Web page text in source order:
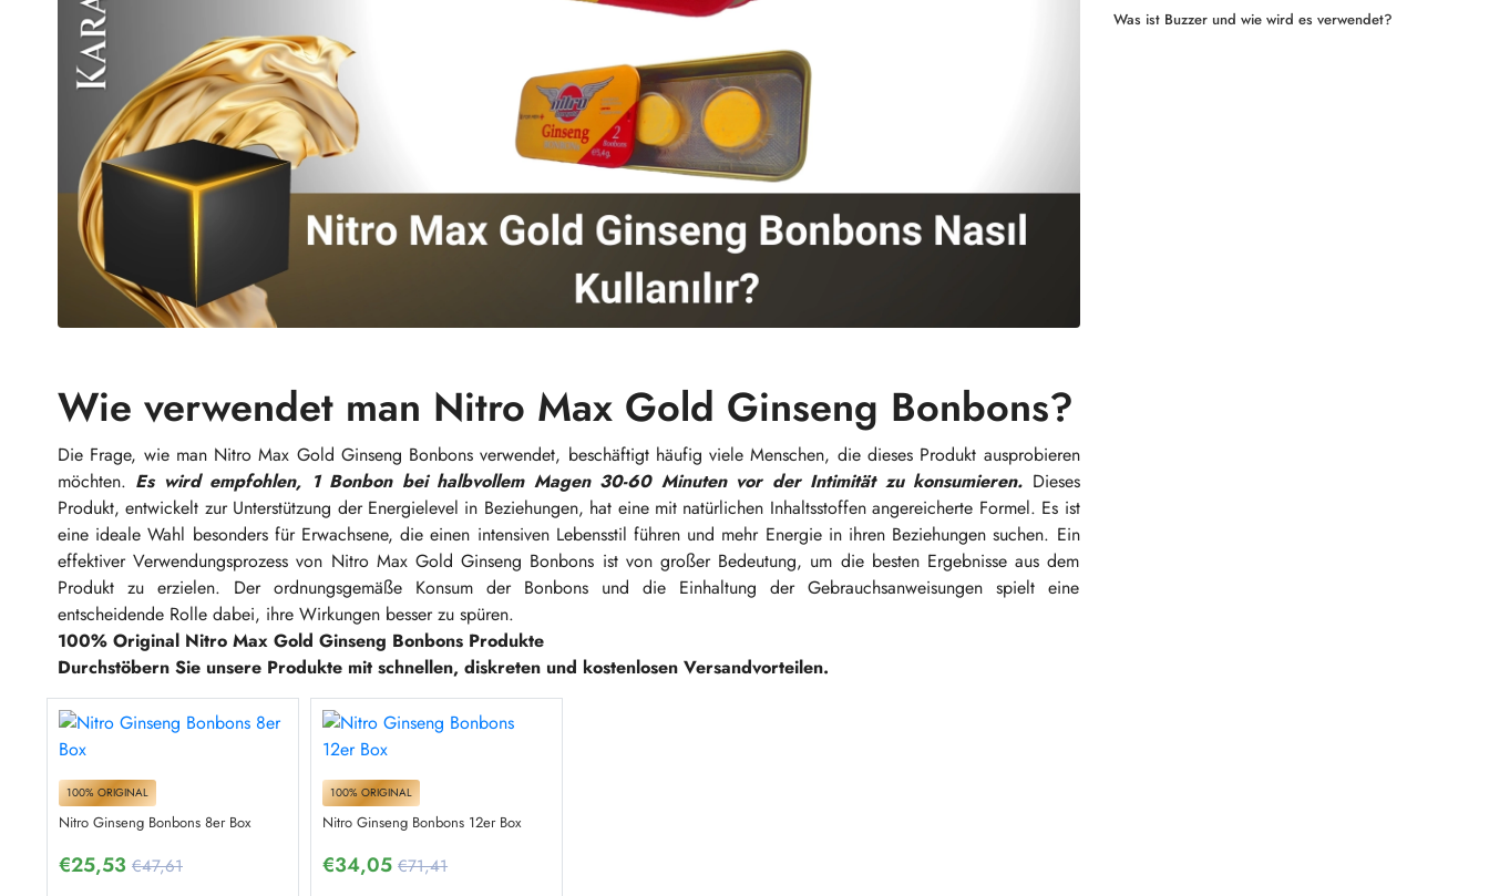
Wie verwendet man Nitro Max Gold Ginseng Bonbons?
Die Frage, wie man Nitro Max Gold Ginseng Bonbons verwendet, beschäftigt häufig viele Menschen, die dieses Produkt ausprobieren
möchten. Es wird empfohlen, 1 Bonbon bei halbvollem Magen 30-60 Minuten vor der Intimität zu konsumieren. Dieses
Produkt, entwickelt zur Unterstützung der Energielevel in Beziehungen, hat eine mit natürlichen Inhaltsstoffen angereicherte Formel. Es ist
eine ideale Wahl besonders für Erwachsene, die einen intensiven Lebensstil führen und mehr Energie in ihren Beziehungen suchen. Ein
effektiver Verwendungsprozess von Nitro Max Gold Ginseng Bonbons ist von großer Bedeutung, um die besten Ergebnisse aus dem
Produkt zu erzielen. Der ordnungsgemäße Konsum der Bonbons und die Einhaltung der Gebrauchsanweisungen spielt eine
entscheidende Rolle dabei, ihre Wirkungen besser zu spüren.
100% Original Nitro Max Gold Ginseng Bonbons Produkte
Durchstöbern Sie unsere Produkte mit schnellen, diskreten und kostenlosen Versandvorteilen.
100% ORIGINAL
Nitro Ginseng Bonbons 8er Box
€25,53 €47,61
100% ORIGINAL
Nitro Ginseng Bonbons 12er Box
€34,05 €71,41
Was ist Buzzer und wie wird es verwendet?